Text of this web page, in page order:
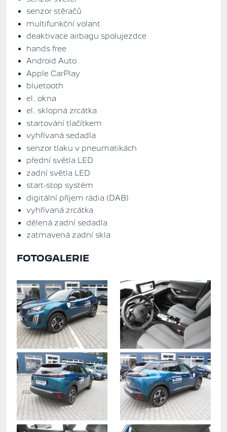
senzor stěračů
multifunkční volant
deaktivace airbagu spolujezdce
hands free
Android Auto
Apple CarPlay
bluetooth
el. okna
el. sklopná zrcátka
startování tlačítkem
vyhřívaná sedadla
senzor tlaku v pneumatikách
přední světla LED
zadní světla LED
start-stop systém
digitální příjem rádia (DAB)
vyhřívaná zrcátka
dělená zadní sedadla
zatmavená zadní skla
FOTOGALERIE